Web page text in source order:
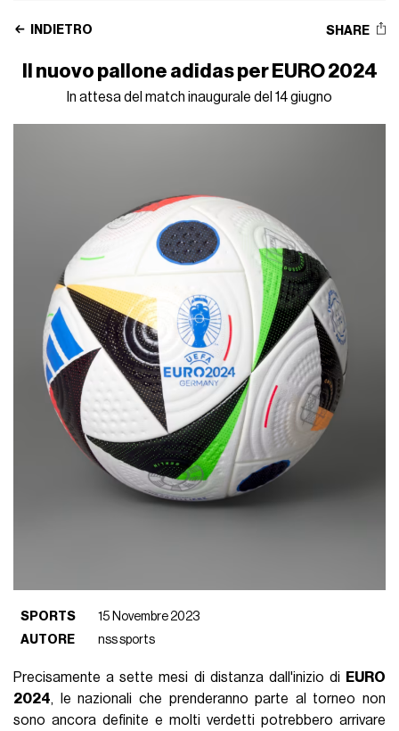
INDIETRO SHARE
Il nuovo pallone adidas per EURO 2024
In attesa del match inaugurale del 14 giugno
SPORTS
15 Novembre 2023
AUTORE
nss sports
Precisamente a sette mesi di distanza dall'inizio di
EURO
2024, le nazionali che prenderanno parte al torneo non
sono ancora definite e molti verdetti potrebbero arrivare